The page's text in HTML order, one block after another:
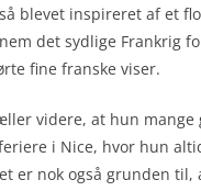
blevet inspireret af et
det sydlige Frankrig
fine franske viser.
videre, at hun mange
i Nice, hvor hun
er nok også grunden til,